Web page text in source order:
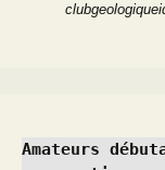
Amateurs